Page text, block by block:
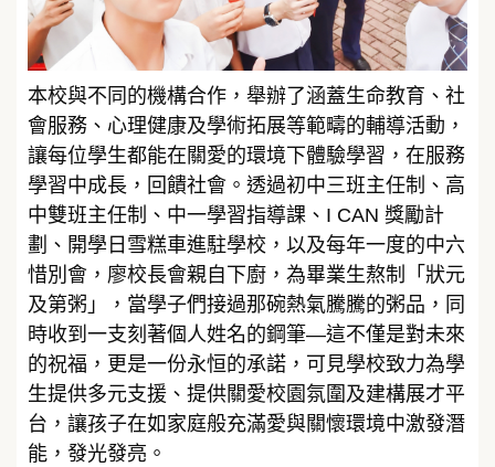
本校與不同的機構合作，舉辦了涵蓋生命教育、社
會服務、心理健康及學術拓展等範疇的輔導活動，
讓每位學生都能在關愛的環境下體驗學習，在服務
學習中成長，回饋社會。透過初中三班主任制、高
中雙班主任制、中一學習指導課、I CAN 獎勵計
劃、開學日雪糕車進駐學校，以及每年一度的中六
惜別會，廖校長會親自下廚，為畢業生熬制「狀元
及第粥」，當學子們接過那碗熱氣騰騰的粥品，同
時收到一支刻著個人姓名的鋼筆—這不僅是對未來
的祝福，更是一份永恒的承諾，可見學校致力為學
生提供多元支援、提供關愛校園氛圍及建構展才平
台，讓孩子在如家庭般充滿愛與關懷環境中激發潛
能，發光發亮。